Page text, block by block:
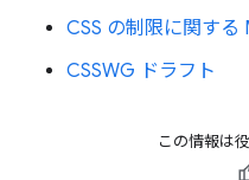
CSS の制限に関する
CSSWG ドラフト
この情報は